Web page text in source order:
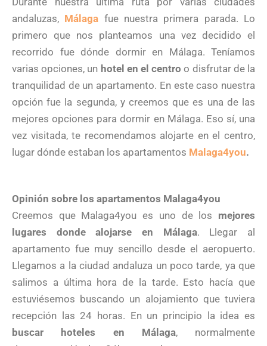
andaluzas, Málaga fue nuestra primera parada. Lo
primero que nos planteamos una vez decidido el
recorrido fue dónde dormir en Málaga. Teníamos
varias opciones, un hotel en el centro o disfrutar de la
tranquilidad de un apartamento. En este caso nuestra
opción fue la segunda, y creemos que es una de las
mejores opciones para dormir en Málaga. Eso sí, una
vez visitada, te recomendamos alojarte en el centro,
lugar dónde estaban los apartamentos Malaga4you.
Opinión sobre los apartamentos Malaga4you
Creemos que Malaga4you es uno de los mejores
lugares donde alojarse en Málaga. Llegar al
apartamento fue muy sencillo desde el aeropuerto.
Llegamos a la ciudad andaluza un poco tarde, ya que
salimos a última hora de la tarde. Esto hacía que
estuviésemos buscando un alojamiento que tuviera
recepción las 24 horas. En un principio la idea es
buscar hoteles en Málaga, normalmente